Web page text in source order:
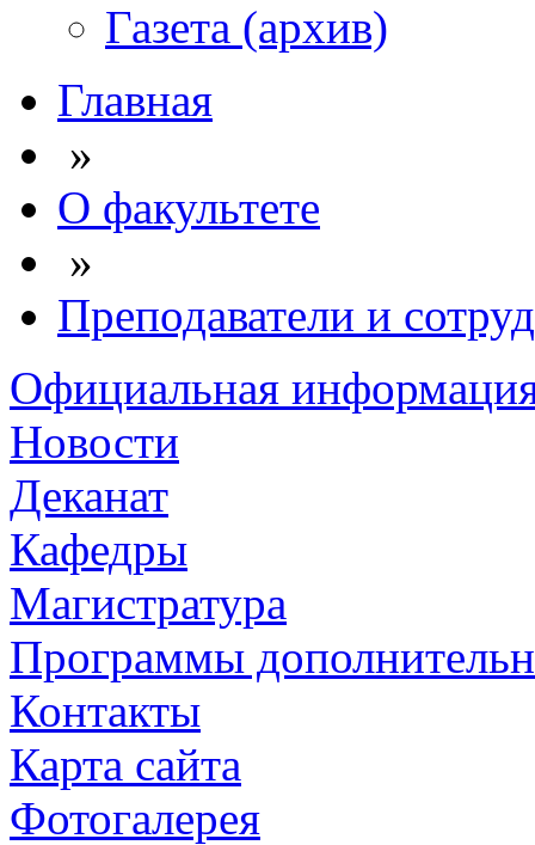
Газета (архив)
Главная
»
О факультете
»
Преподаватели и
Официальная
Новости
Деканат
Кафедры
Магистратура
Программы
Контакты
Карта сайта
Фотогалерея